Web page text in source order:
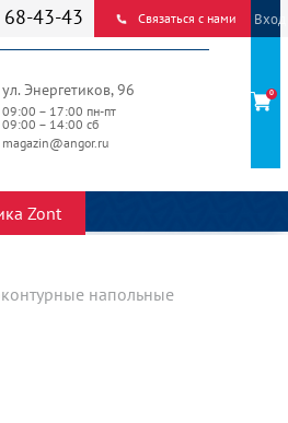
43-43 Связаться с нами
ул. Энергетиков, 96
09:00 – 17:00 пн-пт
09:00 – 14:00 сб
magazin@angor.ru
Zont
Вход
0
напольные